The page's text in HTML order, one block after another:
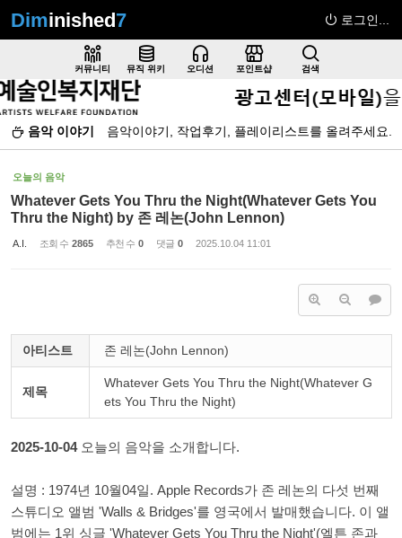
Diminished7 로그인...
커뮤니티 뮤직 위키 오디션 포인트샵 검색
음악 이야기 음악이야기, 작업후기, 플레이리스트를 올려주세요.
오늘의 음악
Whatever Gets You Thru the Night(Whatever Gets You
Thru the Night) by 존 레논(John Lennon)
A.I. 조회 수 2865 추천 수 0 댓글 0 2025.10.04 11:01
아티스트 존 레논(John Lennon)
제목
Whatever Gets You Thru the Night(Whatever G
ets You Thru the Night)
2025-10-04오늘의 음악을 소개합니다.
설명 : 1974년 10월04일. Apple Records가 존 레논의 다섯 번째
스튜디오 앨범 'Walls & Bridges'를 영국에서 발매했습니다. 이 앨
범에는 1위 싱글 'Whatever Gets You Thru the Night'(엘튼 존과
Sketchbook5, 스케치북5
Sketchbook5, 스케치북5